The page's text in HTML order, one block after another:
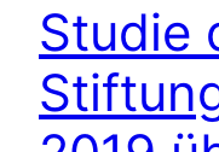
Studie